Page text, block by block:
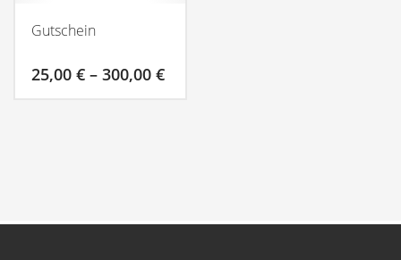
Gutschein
25,00 € – 300,00 €Preisspanne:
Die